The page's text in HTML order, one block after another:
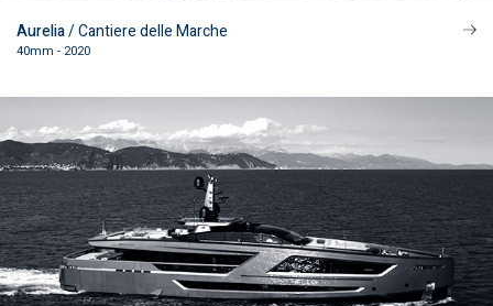
Aurelia/ Cantiere delle Marche
40mm - 2020